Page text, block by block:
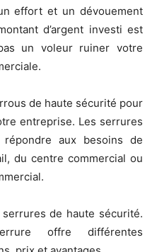
effort et un dévouement
d’argent investi est
un voleur ruiner votre
de haute sécurité pour
entreprise. Les serrures
aux besoins de
du centre commercial ou
de haute sécurité.
offre différentes